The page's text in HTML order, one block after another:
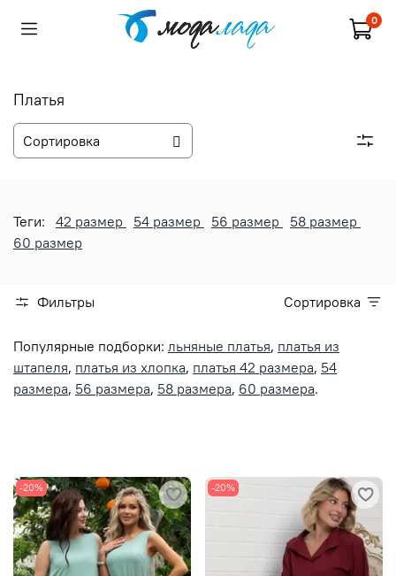
0
Платья
Теги: 42 размер 54 размер 56 размер
58 размер
60 размер
Фильтры Сортировка
Популярные подборки: льняные платья, платья из
штапеля, платья из хлопка, платья 42 размера, 54
размера, 56 размера, 58 размера, 60 размера.
-20% -20%